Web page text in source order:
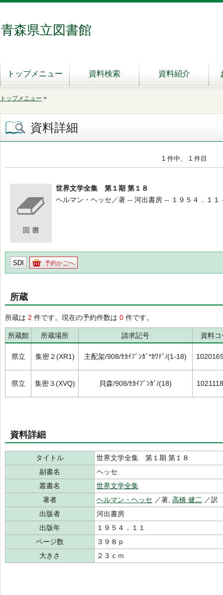
青森県立図書館
トップメニュー 資料検索 資料紹介
トップメニュー >
資料詳細
1 件中、 1 件目
世界文学全集 第１期 第１８
ヘルマン・ヘッセ／著 -- 河出書房 -- １９５４．１１
SDI 予約かごへ
所蔵
所蔵は 2 件です。現在の予約件数は 0 件です。
所蔵館 所蔵場所 請求記号 資料
県立 集密２(XR1) 主配架/908/ｾｶｲﾌﾞﾝｶﾞ*ｶﾜﾃﾞ/(1-18)
県立 集密３(XVQ) 貝森/908/ｾｶｲﾌﾞﾝｶﾞ/(18)
資料詳細
タイトル
世界文学全集 第１期 第１８
副書名
ヘッセ
叢書名
世界文学全集
著者
ヘルマン・ヘッセ ／著, 高橋 健二 ／訳
出版者
河出書房
出版年
１９５４．１１
ページ数
３９８ｐ
大きさ
２３ｃｍ